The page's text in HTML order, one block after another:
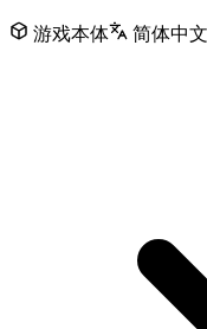
游戏本体 简体中文